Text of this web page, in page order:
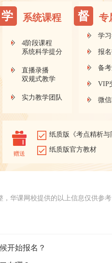
学 系统课程
4阶段课程
系统科学提分
直播录播
双规式教学
实力教学团队
督 专
学
报
备
VIP
微
赠送
纸质版《考点精析与
纸质版官方教材
华课网校提供的以上信息仅供参
开始报名？